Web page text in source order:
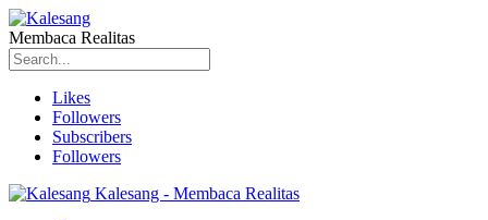
Membaca Realitas
Likes
Followers
Subscribers
Followers
Kalesang - Membaca Realitas